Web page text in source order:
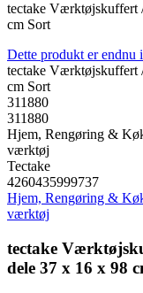
tectake Værktøjskuffert
cm Sort
Dette produkt er endnu
tectake Værktøjskuffert
cm Sort
311880
311880
Hjem, Rengøring &
værktøj
Tectake
4260435999737
Hjem, Rengøring &
værktøj
tectake
dele 37 x 16 x 98